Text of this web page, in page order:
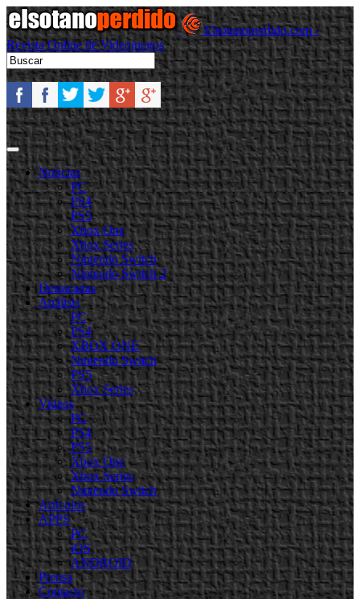
Elsotanoperdido.com -
Revista Online de Videojuegos
Noticias
PC
PS4
PS5
Xbox One
Xbox Series
Nintendo Switch
Nintendo Switch 2
Destacadas
Análisis
PC
PS4
XBOX ONE
Nintendo Switch
PS5
Xbox Series
Videos
PC
PS4
PS5
Xbox One
Xbox Series
Nintendo Switch
Artículos
APPS
PC
iOS
ANDROID
Prensa
Contacto